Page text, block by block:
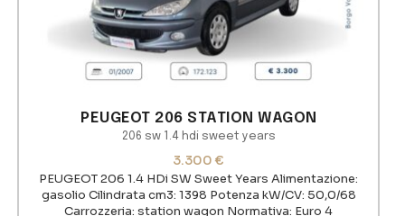
PEUGEOT 206 STATION WAGON
206 sw 1.4 hdi sweet years
3.300€
PEUGEOT 206 1.4 HDi SW Sweet Years Alimentazione:
gasolio Cilindrata cm3: 1398 Potenza kW/CV: 50,0/68
Carrozzeria: station wagon Normativa: Euro 4